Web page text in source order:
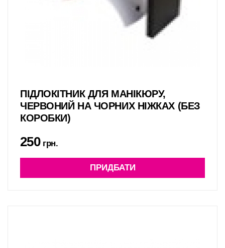
ПІДЛОКІТНИК ДЛЯ МАНІКЮРУ,
ЧЕРВОНИЙ НА ЧОРНИХ НІЖКАХ (БЕЗ
КОРОБКИ)
250грн.
ПРИДБАТИ